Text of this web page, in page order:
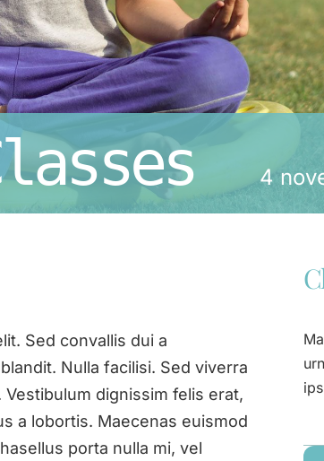
4
Sed convallis dui a
Nulla facilisi. Sed viverra
dignissim felis erat,
a lobortis. Maecenas euismod
porta nulla mi, vel